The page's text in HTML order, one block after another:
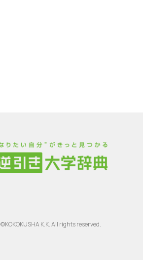
©KOKOKUSHA K.K. All rights reserved.